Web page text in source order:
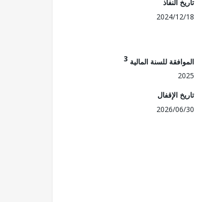
تاريخ النفاذ
2024/12/18
الموافقة للسنة المالية 3
2025
تاريخ الإقفال
2026/06/30